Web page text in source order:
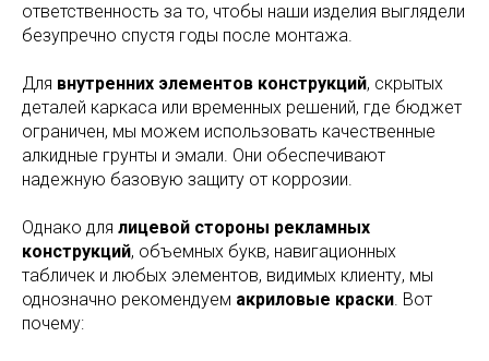
ответственность за то, чтобы наши изделия выглядели
безупречно спустя годы после монтажа.
Для внутренних элементов конструкций, скрытых
деталей каркаса или временных решений, где бюджет
ограничен, мы можем использовать качественные
алкидные грунты и эмали. Они обеспечивают
надежную базовую защиту от коррозии.
Однако для лицевой стороны рекламных
конструкций, объемных букв, навигационных
табличек и любых элементов, видимых клиенту, мы
однозначно рекомендуем акриловые краски. Вот
почему: